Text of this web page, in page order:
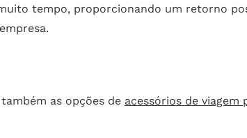
tempo, proporcionando um retorno
as opções de acessórios de viagem